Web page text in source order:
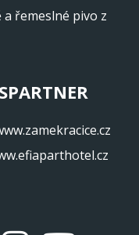
a řemeslné pivo z